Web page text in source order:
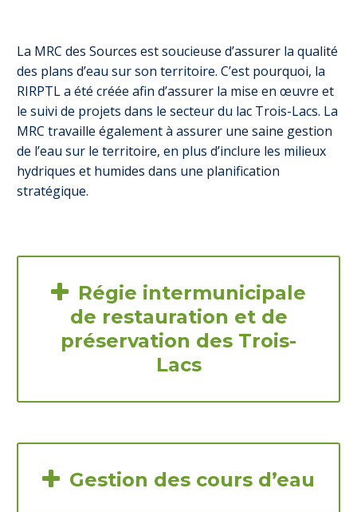
La MRC des Sources est soucieuse d’assurer la qualité
des plans d’eau sur son territoire. C’est pourquoi, la
RIRPTL a été créée afin d’assurer la mise en œuvre et
le suivi de projets dans le secteur du lac Trois-Lacs. La
MRC travaille également à assurer une saine gestion
de l’eau sur le territoire, en plus d’inclure les milieux
hydriques et humides dans une planification
stratégique.
 Régie intermunicipale
de restauration et de
préservation des Trois-
Lacs
 Gestion des cours d’eau